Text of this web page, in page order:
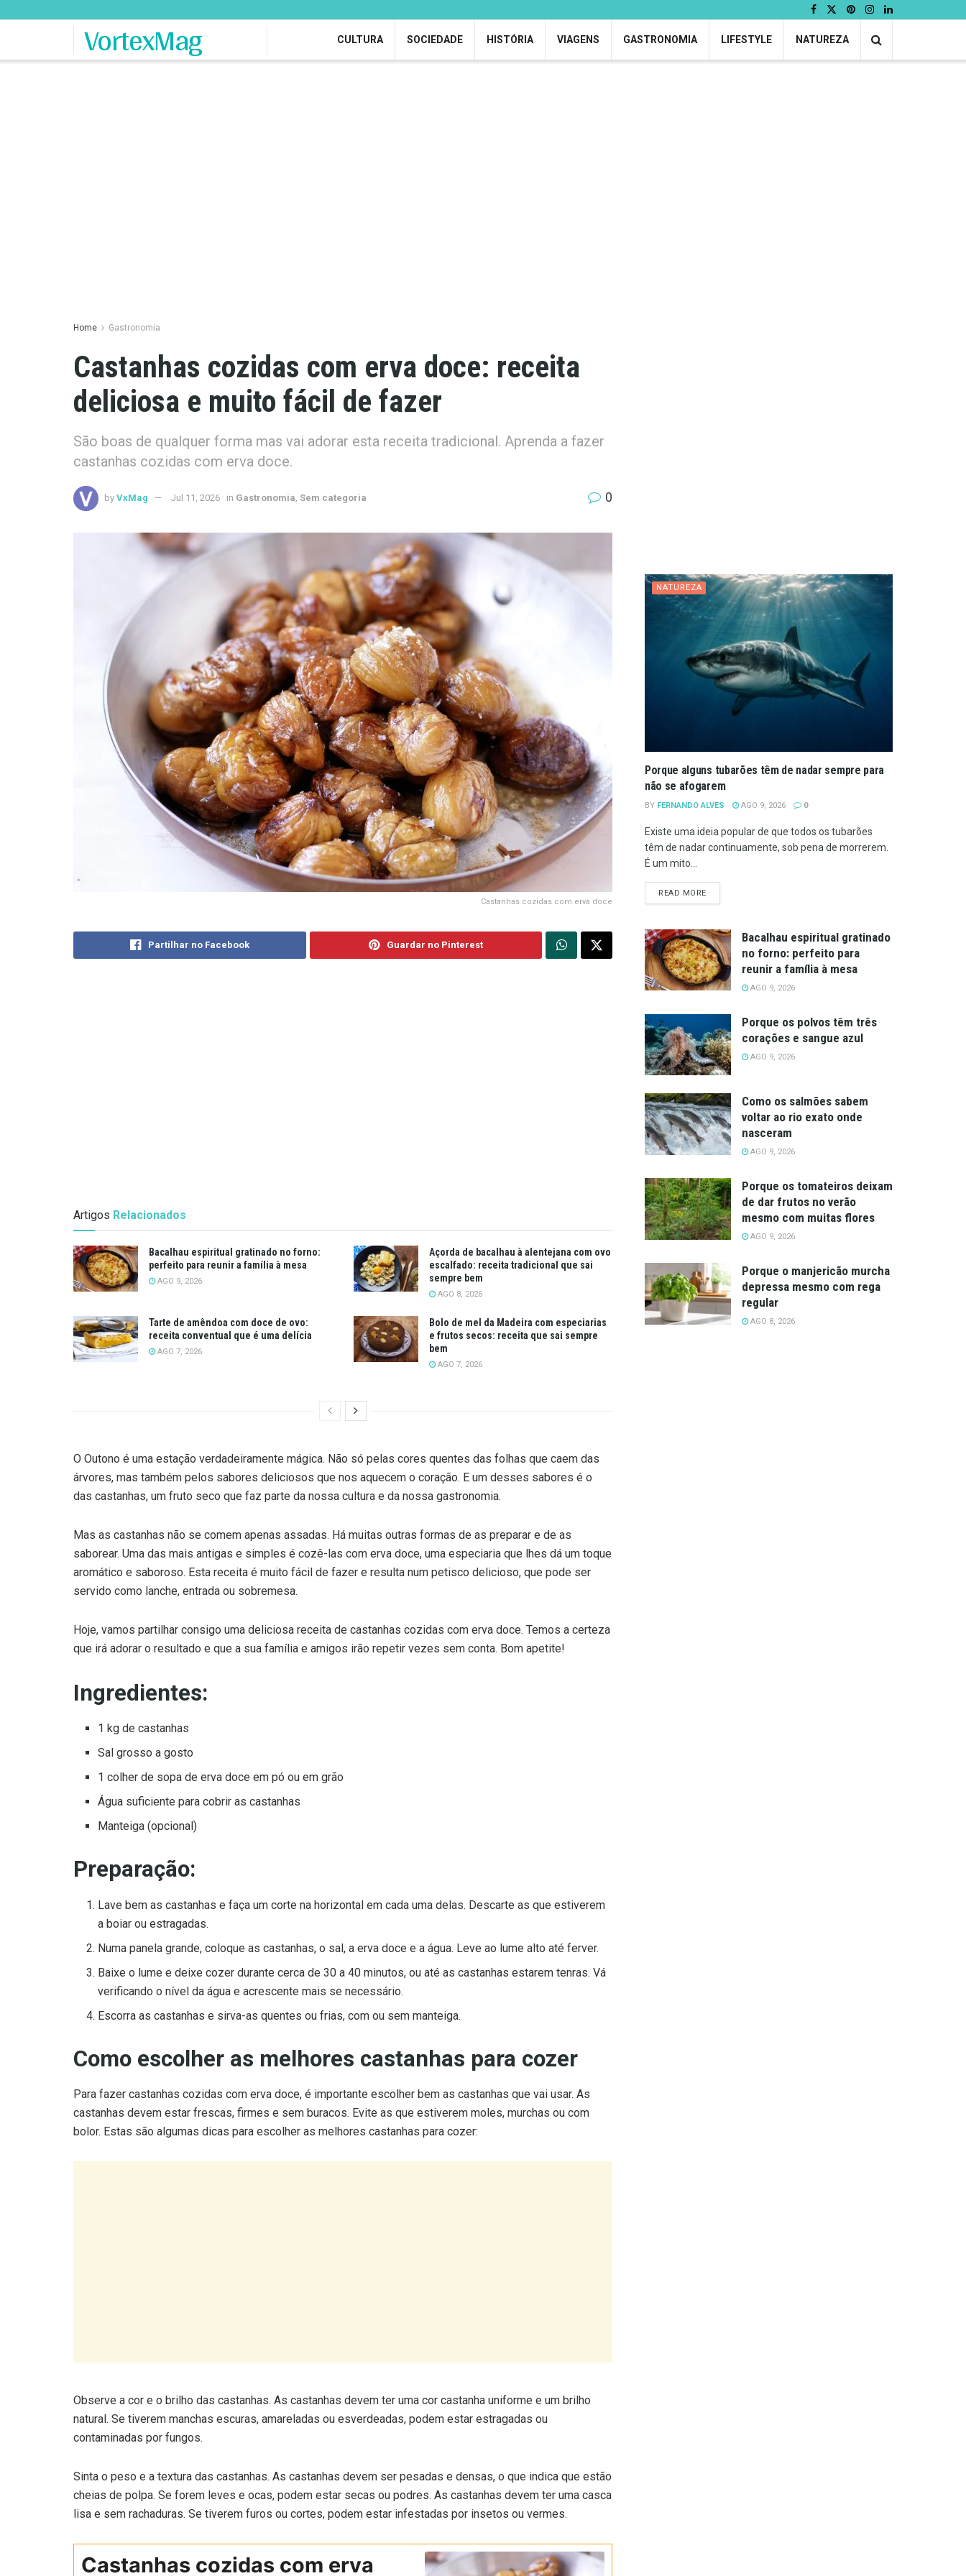
VortexMag CULTURA SOCIEDADE HISTÓRIA VIAGENS GASTRONOMIA LIFESTYLE NATUREZA
Home Gastronomia
Castanhas cozidas com erva doce: receita
deliciosa e muito fácil de fazer
São boas de qualquer forma mas vai adorar esta receita tradicional. Aprenda a fazer
castanhas cozidas com erva doce.
by VxMag Jul 11, 2026 in Gastronomia Sem categoria 0
Castanhas cozidas com erva doce
Partilhar no Facebook Guardar no Pinterest
Artigos Relacionados
Bacalhau espiritual gratinado no forno:
perfeito para reunir a família à mesa
AGO 9, 2026
Açorda de bacalhau à alentejana com ovo
escalfado: receita tradicional que sai
sempre bem
AGO 8, 2026
Tarte de amêndoa com doce de ovo:
receita conventual que é uma delícia
AGO 7, 2026
Bolo de mel da Madeira com especiarias
e frutos secos: receita que sai sempre
bem
AGO 7, 2026
O Outono é uma estação verdadeiramente mágica. Não só pelas cores quentes das folhas que caem das
árvores, mas também pelos sabores deliciosos que nos aquecem o coração. E um desses sabores é o
das castanhas, um fruto seco que faz parte da nossa cultura e da nossa gastronomia.
Mas as castanhas não se comem apenas assadas. Há muitas outras formas de as preparar e de as
saborear. Uma das mais antigas e simples é cozê-las com erva doce, uma especiaria que lhes dá um toque
aromático e saboroso. Esta receita é muito fácil de fazer e resulta num petisco delicioso, que pode ser
servido como lanche, entrada ou sobremesa.
Hoje, vamos partilhar consigo uma deliciosa receita de castanhas cozidas com erva doce. Temos a certeza
que irá adorar o resultado e que a sua família e amigos irão repetir vezes sem conta. Bom apetite!
Ingredientes:
1 kg de castanhas
Sal grosso a gosto
1 colher de sopa de erva doce em pó ou em grão
Água suficiente para cobrir as castanhas
Manteiga (opcional)
Preparação:
Lave bem as castanhas e faça um corte na horizontal em cada uma delas. Descarte as que estiverem
a boiar ou estragadas.
Numa panela grande, coloque as castanhas, o sal, a erva doce e a água. Leve ao lume alto até ferver.
Baixe o lume e deixe cozer durante cerca de 30 a 40 minutos, ou até as castanhas estarem tenras. Vá
verificando o nível da água e acrescente mais se necessário.
Escorra as castanhas e sirva-as quentes ou frias, com ou sem manteiga.
Como escolher as melhores castanhas para cozer
Para fazer castanhas cozidas com erva doce, é importante escolher bem as castanhas que vai usar. As
castanhas devem estar frescas, firmes e sem buracos. Evite as que estiverem moles, murchas ou com
bolor. Estas são algumas dicas para escolher as melhores castanhas para cozer:
Sinta o peso e a textura das castanhas. As castanhas devem ser pesadas e densas, o que indica que estão
lisa e sem rachaduras. Se tiverem furos ou cortes, podem estar infestadas por insetos ou vermes.
doce
NATUREZA
Porque alguns tubarões têm de nadar sempre para
não se afogarem
BY FERNANDO ALVES AGO 9, 2026 0
Existe uma ideia popular de que todos os tubarões
têm de nadar continuamente, sob pena de morrerem.
É um mito...
READ MOREDETAILS
Bacalhau espiritual gratinado
no forno: perfeito para
reunir a família à mesa
AGO 9, 2026
Porque os polvos têm três
corações e sangue azul
AGO 9, 2026
Como os salmões sabem
voltar ao rio exato onde
nasceram
AGO 9, 2026
Porque os tomateiros deixam
de dar frutos no verão
mesmo com muitas flores
AGO 9, 2026
Porque o manjericão murcha
depressa mesmo com rega
regular
AGO 8, 2026